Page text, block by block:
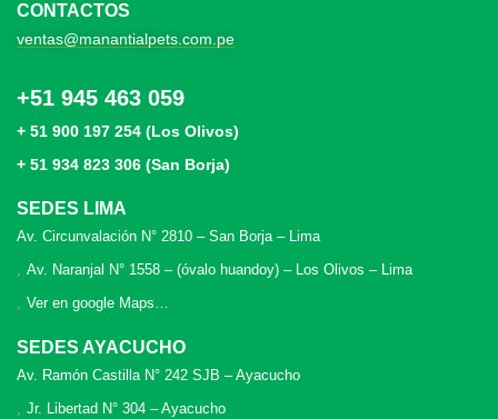
CONTACTOS
ventas@manantialpets.com.pe
+51 945 463 059
+ 51 900 197 254 (Los Olivos)
+ 51 934 823 306 (San Borja)
SEDES LIMA
Av. Circunvalación N° 2810 – San Borja – Lima
Av. Naranjal N° 1558 – (óvalo huandoy) – Los Olivos – Lima
Ver en google Maps…
SEDES AYACUCHO
Av. Ramón Castilla N° 242 SJB – Ayacucho
Jr. Libertad N° 304 – Ayacucho